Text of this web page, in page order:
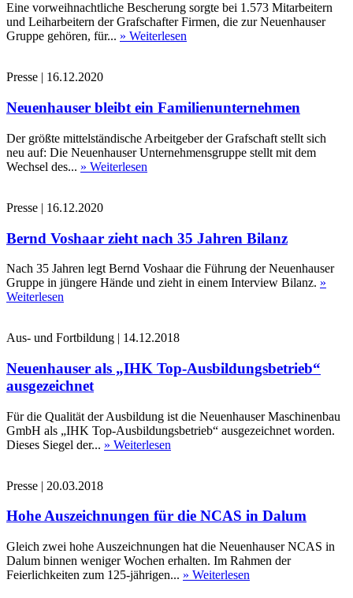
Eine vorweihnachtliche Bescherung sorgte bei 1.573 Mitarbeitern
und Leiharbeitern der Grafschafter Firmen, die zur Neuenhauser
Gruppe gehören, für... » Weiterlesen
Presse | 16.12.2020
Neuenhauser bleibt ein Familienunternehmen
Der größte mittelständische Arbeitgeber der Grafschaft stellt sich
neu auf: Die Neuenhauser Unternehmensgruppe stellt mit dem
Wechsel des... » Weiterlesen
Presse | 16.12.2020
Bernd Voshaar zieht nach 35 Jahren Bilanz
Nach 35 Jahren legt Bernd Voshaar die Führung der Neuenhauser
Gruppe in jüngere Hände und zieht in einem Interview Bilanz. »
Weiterlesen
Aus- und Fortbildung | 14.12.2018
Neuenhauser als „IHK Top-Ausbildungsbetrieb“
ausgezeichnet
Für die Qualität der Ausbildung ist die Neuenhauser Maschinenbau
GmbH als „IHK Top-Ausbildungsbetrieb“ ausgezeichnet worden.
Dieses Siegel der... » Weiterlesen
Presse | 20.03.2018
Hohe Auszeichnungen für die NCAS in Dalum
Gleich zwei hohe Auszeichnungen hat die Neuenhauser NCAS in
Dalum binnen weniger Wochen erhalten. Im Rahmen der
Feierlichkeiten zum 125-jährigen... » Weiterlesen